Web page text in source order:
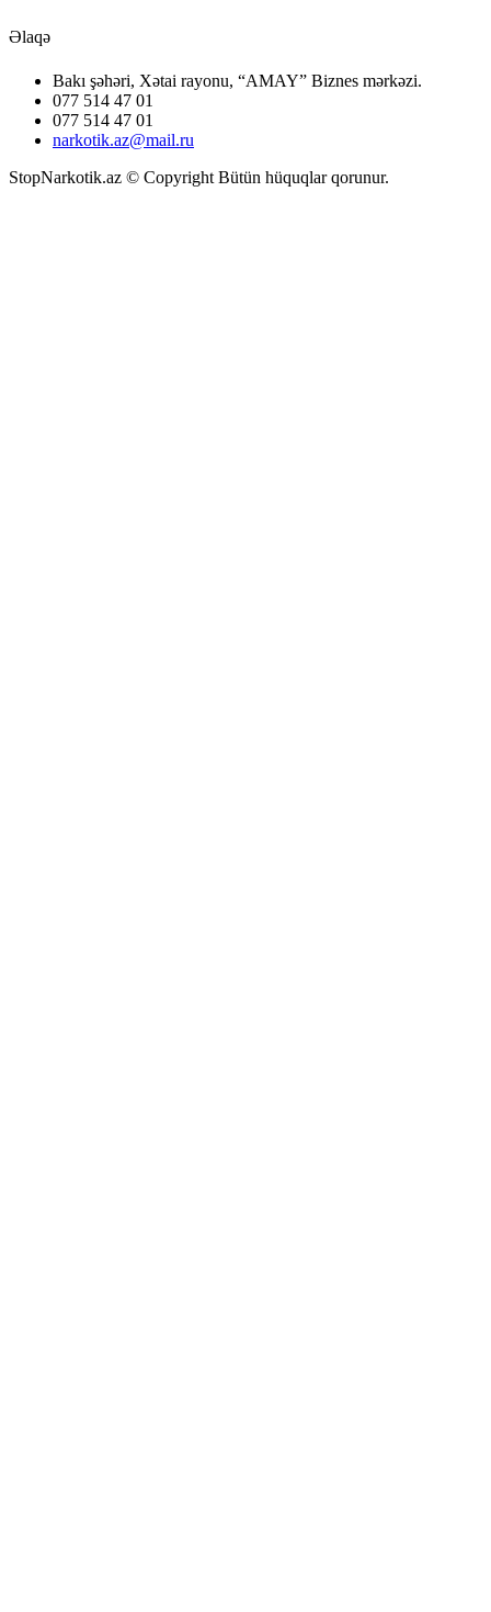
Əlaqə
Bakı şəhəri, Xətai rayonu, “AMAY” Biznes mərkəzi.
077 514 47 01
077 514 47 01
narkotik.az@mail.ru
StopNarkotik.az © Copyright Bütün hüquqlar qorunur.